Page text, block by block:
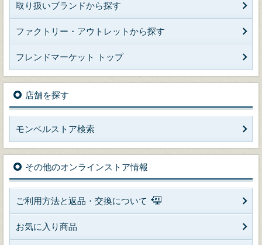
取り扱いブランドから探す
ファクトリー・アウトレットから探す
フレンドマーケット トップ
店舗を探す
モンベルストア検索
その他のオンラインストア情報
ご利用方法と返品・交換について
お気に入り商品